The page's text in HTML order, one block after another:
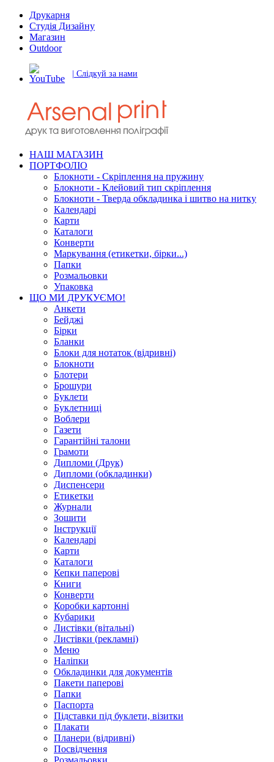
Друкарня
Студія Дизайну
Магазин
Outdoor
| Слідкуй за нами
НАШ МАГАЗИН
ПОРТФОЛІО
Блокноти - Скріплення на пружину
Блокноти - Клейовий тип скріплення
Блокноти - Тверда обкладинка і шитво на нитку
Календарі
Карти
Каталоги
Конверти
Маркування (етикетки, бірки...)
Папки
Розмальовки
Упаковка
ЩО МИ ДРУКУЄМО!
Анкети
Бейджі
Бірки
Бланки
Блоки для нотаток (відривні)
Блокноти
Блотери
Брошури
Буклети
Буклетниці
Воблери
Газети
Гарантійні талони
Грамоти
Дипломи (Друк)
Дипломи (обкладинки)
Диспенсери
Етикетки
Журнали
Зошити
Інструкції
Календарі
Карти
Каталоги
Кепки паперові
Книги
Конверти
Коробки картонні
Кубарики
Листівки (вітальні)
Листівки (рекламні)
Меню
Наліпки
Обкладинки для документів
Пакети паперові
Папки
Паспорта
Підставки під буклети, візитки
Плакати
Планери (відривні)
Посвідчення
Розмальовки